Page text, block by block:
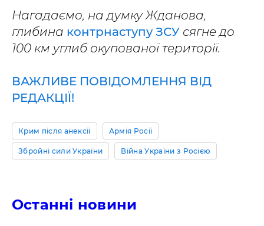
Нагадаємо, на думку Жданова,
глибина контрнаступу ЗСУ сягне до
100 км углиб окупованої території.
ВАЖЛИВЕ ПОВІДОМЛЕННЯ ВІД
РЕДАКЦІЇ!
Крим після анексії Армія Росії
Збройні сили України Війна України з Росією
Останні новини